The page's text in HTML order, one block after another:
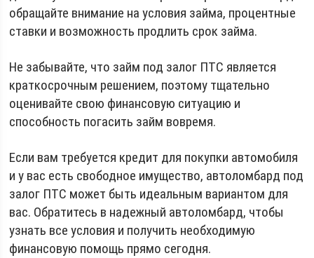
обращайте внимание на условия займа, процентные
ставки и возможность продлить срок займа.
Не забывайте, что займ под залог ПТС является
краткосрочным решением, поэтому тщательно
оценивайте свою финансовую ситуацию и
способность погасить займ вовремя.
Если вам требуется кредит для покупки автомобиля
и у вас есть свободное имущество, автоломбард под
залог ПТС может быть идеальным вариантом для
вас. Обратитесь в надежный автоломбард, чтобы
узнать все условия и получить необходимую
финансовую помощь прямо сегодня.